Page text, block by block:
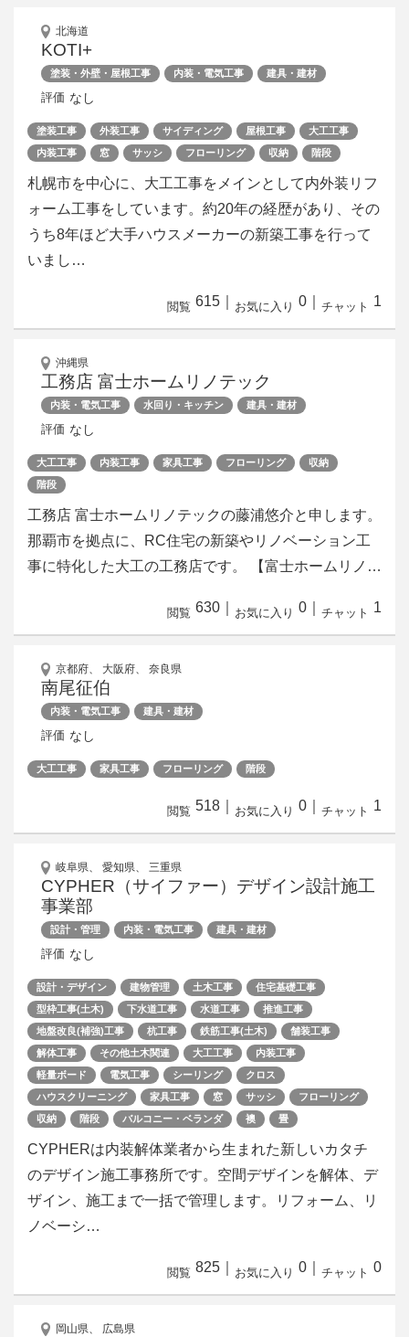
北海道
KOTI+
塗装・外壁・屋根工事 内装・電気工事 建具・建材
評価 なし
塗装工事 外装工事 サイディング 屋根工事
大工工事
内装工事
窓 サッシ フローリング 収納 階段
札幌市を中心に、大工工事をメインとして内外装リフ
ォーム工事をしています。約20年の経歴があり、その
うち8年ほど大手ハウスメーカーの新築工事を行って
いまし…
閲覧 615 お気に入り 0 チャット 1
沖縄県
工務店 富士ホームリノテック
内装・電気工事 水回り・キッチン 建具・建材
評価 なし
大工工事 内装工事 家具工事 フローリング
収納
階段
工務店 富士ホームリノテックの藤浦悠介と申します。
那覇市を拠点に、RC住宅の新築やリノベーション工
事に特化した大工の工務店です。 【富士ホームリノ…
閲覧 630 お気に入り 0 チャット 1
京都府、 大阪府、 奈良県
南尾征伯
内装・電気工事 建具・建材
評価 なし
大工工事 家具工事 フローリング 階段
閲覧 518 お気に入り 0 チャット 1
岐阜県、 愛知県、 三重県
CYPHER（サイファー）デザイン設計施工
事業部
設計・管理 内装・電気工事 建具・建材
評価 なし
設計・デザイン 建物管理 土木工事
住宅基礎工事
型枠工事(土木)
下水道工事 水道工事
推進工事
地盤改良(補強)工事
杭工事 鉄筋工事(土木)
舗装工事
解体工事
その他土木関連 大工工事
内装工事
軽量ボード
電気工事 シーリング
クロス
ハウスクリーニング
家具工事 窓 サッシ
フローリング
収納
階段 バルコニー・ベランダ 襖 畳
CYPHERは内装解体業者から生まれた新しいカタチ
のデザイン施工事務所です。空間デザインを解体、デ
ザイン、施工まで一括で管理します。リフォーム、リ
ノベーシ…
閲覧 825 お気に入り 0 チャット 0
岡山県、 広島県